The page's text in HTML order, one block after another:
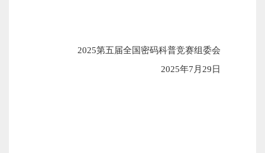
2025第五届全国密码科普竞赛组委会
2025年7月 29日